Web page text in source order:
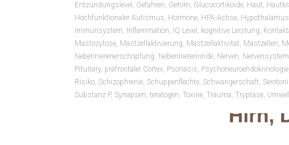
Entzündungslevel , Gefahren, Gehirn, Glucocortikoide, Haut,
Hochfunktionaler Autismus, Hormone, HPA-Achse, Hypothalamus
Immunsystem, Inflammation, IQ Level , kognitive Leistung,
Mastozytose, Mastzellaktivierung, Mastzellaktivität, Mastzellen,
Nebennierenerschöpfung, Nebennierenrinde, Nerven, Nervensystem
Pituitary, präfrontaler Cortex, Psoriasis, Psychoneuroendokrinologie
Risiko, Schizophrenie, Schuppenflechte, Schwangerschaft,
Substanz P, Synapsen, teratogen, Toxine, Trauma, Tryptase,